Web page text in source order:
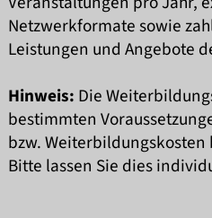
Netzwerkformate sowie
Leistungen und Angebote
Hinweis: Die
bestimmten
bzw.
Bitte lassen Sie dies